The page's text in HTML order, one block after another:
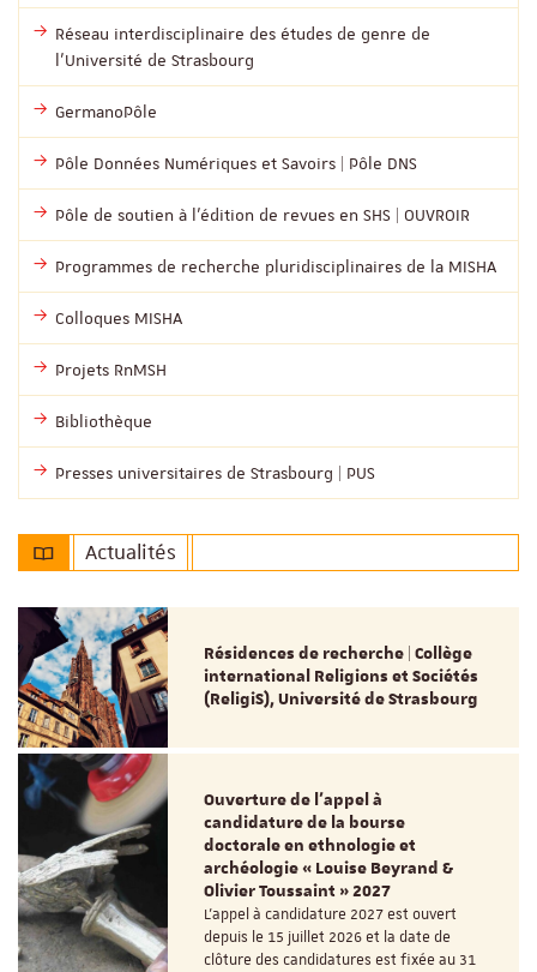
Réseau interdisciplinaire des études de genre de
l’Université de Strasbourg
GermanoPôle
Pôle Données Numériques et Savoirs | Pôle DNS
Pôle de soutien à l’édition de revues en SHS | OUVROIR
Programmes de recherche pluridisciplinaires de la MISHA
Colloques MISHA
Projets RnMSH
Bibliothèque
Presses universitaires de Strasbourg | PUS
Actualités
Résidences de recherche | Collège
international Religions et Sociétés
(ReligiS), Université de Strasbourg
Ouverture de l'appel à
candidature de la bourse
doctorale en ethnologie et
archéologie « Louise Beyrand &
Olivier Toussaint » 2027
L’appel à candidature 2027 est ouvert
depuis le 15 juillet 2026 et la date de
clôture des candidatures est fixée au 31